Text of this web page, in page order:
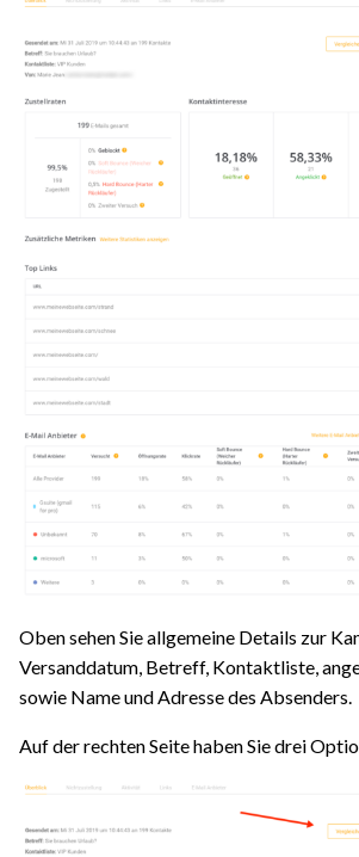
Oben sehen Sie allgemeine Details zur
Versanddatum, Betreff, Kontaktliste,
sowie Name und Adresse des Absenders.
Auf der rechten Seite haben Sie drei